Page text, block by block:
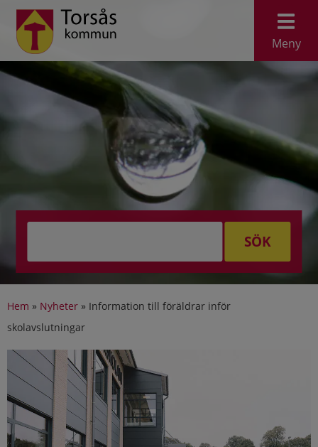
Meny
SÖK
Hem » Nyheter » Information till föräldrar inför
skolavslutningar